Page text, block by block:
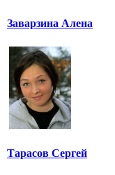
Заварзина Алена
Тарасов Сергей